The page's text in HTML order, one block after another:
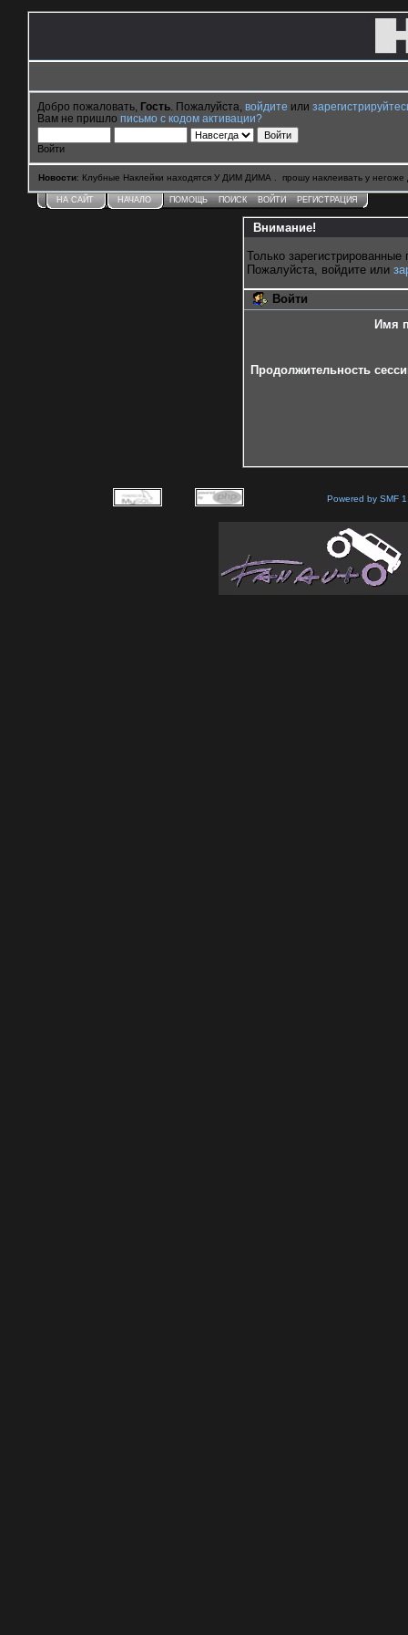
Добро пожаловать, Гость . Пожалуйста, войдите или
Вам не пришло письмо с кодом активации?
Войти
Новости: Клубные Наклейки находятся У ДИМ ДИМА . прошу наклеивать у негоже
НА САЙТ НАЧАЛО ПОМОЩЬ ПОИСК ВОЙТИ РЕГИСТРАЦИЯ
Внимание!
Только
Пожалуйста, войдите или
Войти
Имя
Продолжительность
Powered by SMF